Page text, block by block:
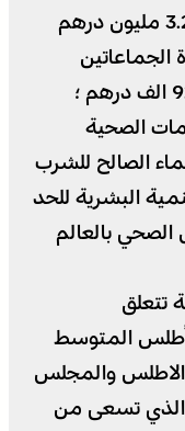
الجماعات الترابية الاطلس بمبلغ 3.2 مليون درهم
الجماعاتين
الترابيتين كروشن وواومنة ب 920 الف درهم ؛
الصحية
الصالح للشرب
البشرية للحد
بالعالم
تتعلق
المتوسط
والمجلس
الذي تسعى من